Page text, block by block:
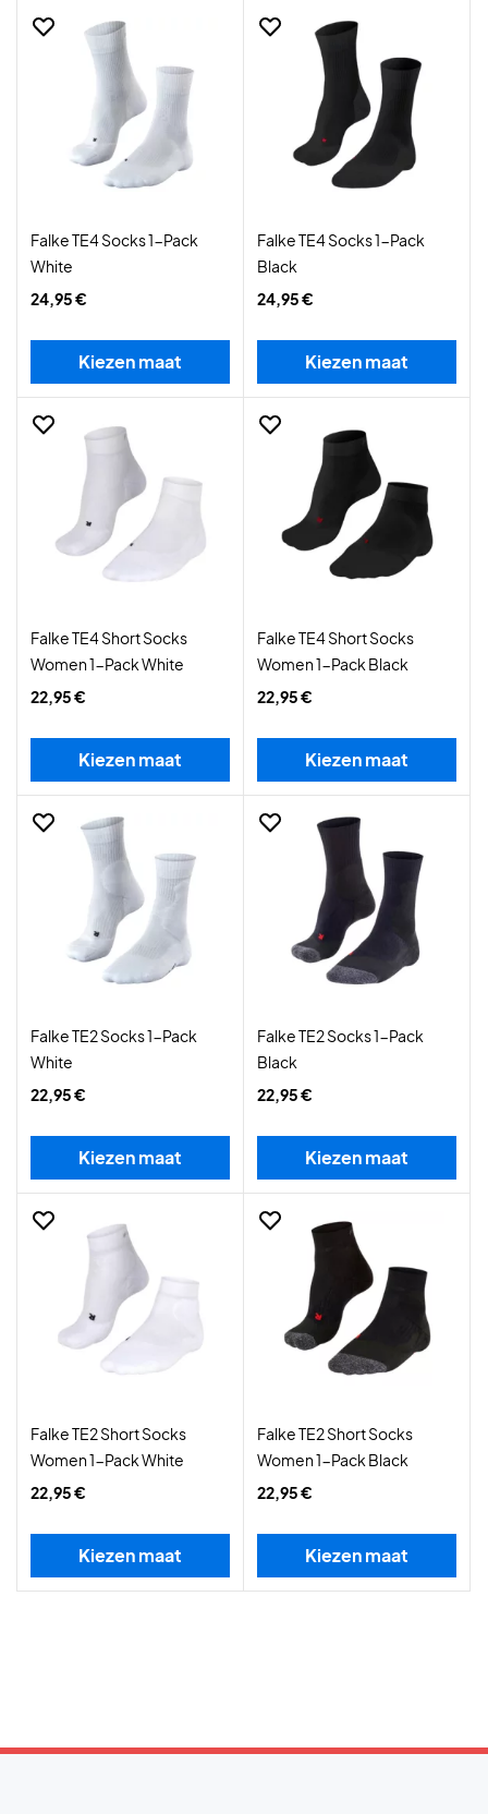
Falke TE4 Socks 1-Pack
White
24,95 €
Kiezen maat
Falke TE4 Socks 1-Pack
Black
24,95 €
Kiezen maat
Falke TE4 Short Socks
Women 1-Pack White
22,95 €
Kiezen maat
Falke TE4 Short Socks
Women 1-Pack Black
22,95 €
Kiezen maat
Falke TE2 Socks 1-Pack
White
22,95 €
Kiezen maat
Falke TE2 Socks 1-Pack
Black
22,95 €
Kiezen maat
Falke TE2 Short Socks
Women 1-Pack White
22,95 €
Kiezen maat
Falke TE2 Short Socks
Women 1-Pack Black
22,95 €
Kiezen maat